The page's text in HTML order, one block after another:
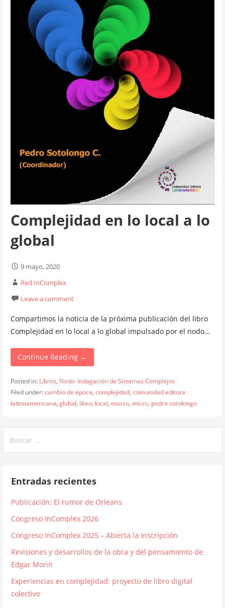
Complejidad en lo local a lo
global
9 mayo, 2020
Red InComplex
Leave a comment
Compartimos la noticia de la próxima publicación del libro
Complejidad en lo local a lo global impulsado por el nodo…
Continue Reading →
Posted in: Libros, Nodo: Indagación de Sistemas Complejos
Filed under:cambio de época, complejidad, comunidad editora
latinoamericana, global, libro, local, macro, micro, pedro sotolongo
Entradas recientes
Publicación: El rumor de Orleans
Congreso InComplex 2026
Congreso InComplex 2025 – Abierta la Inscripción
Revisiones y desarrollos de la obra y del pensamiento de
Edgar Morin
Experiencias en complejidad: proyecto de libro digital
colectivo